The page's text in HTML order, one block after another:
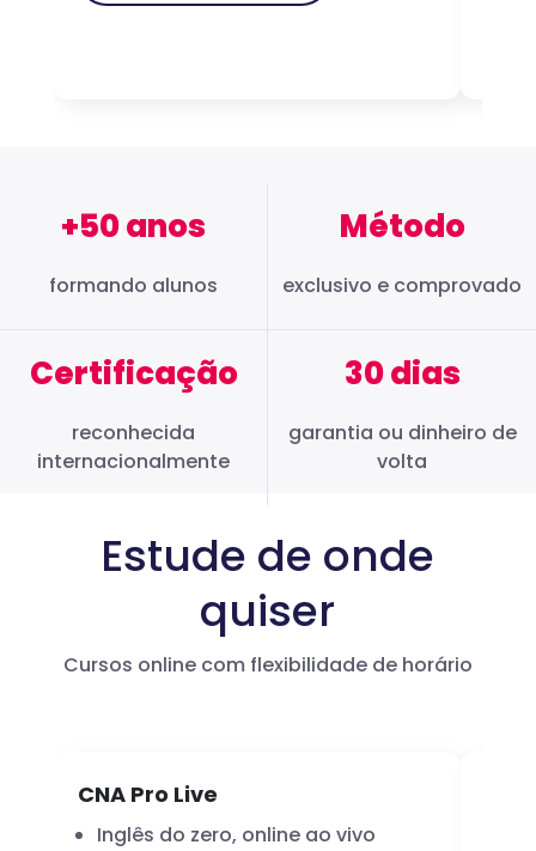
+50 anos
formando alunos
Método
exclusivo e comprovado
Certificação
reconhecida
internacionalmente
30 dias
garantia ou dinheiro de
volta
Estude de onde
quiser
Cursos online com flexibilidade de horário
CNA Pro Live
Inglês do zero, online ao vivo